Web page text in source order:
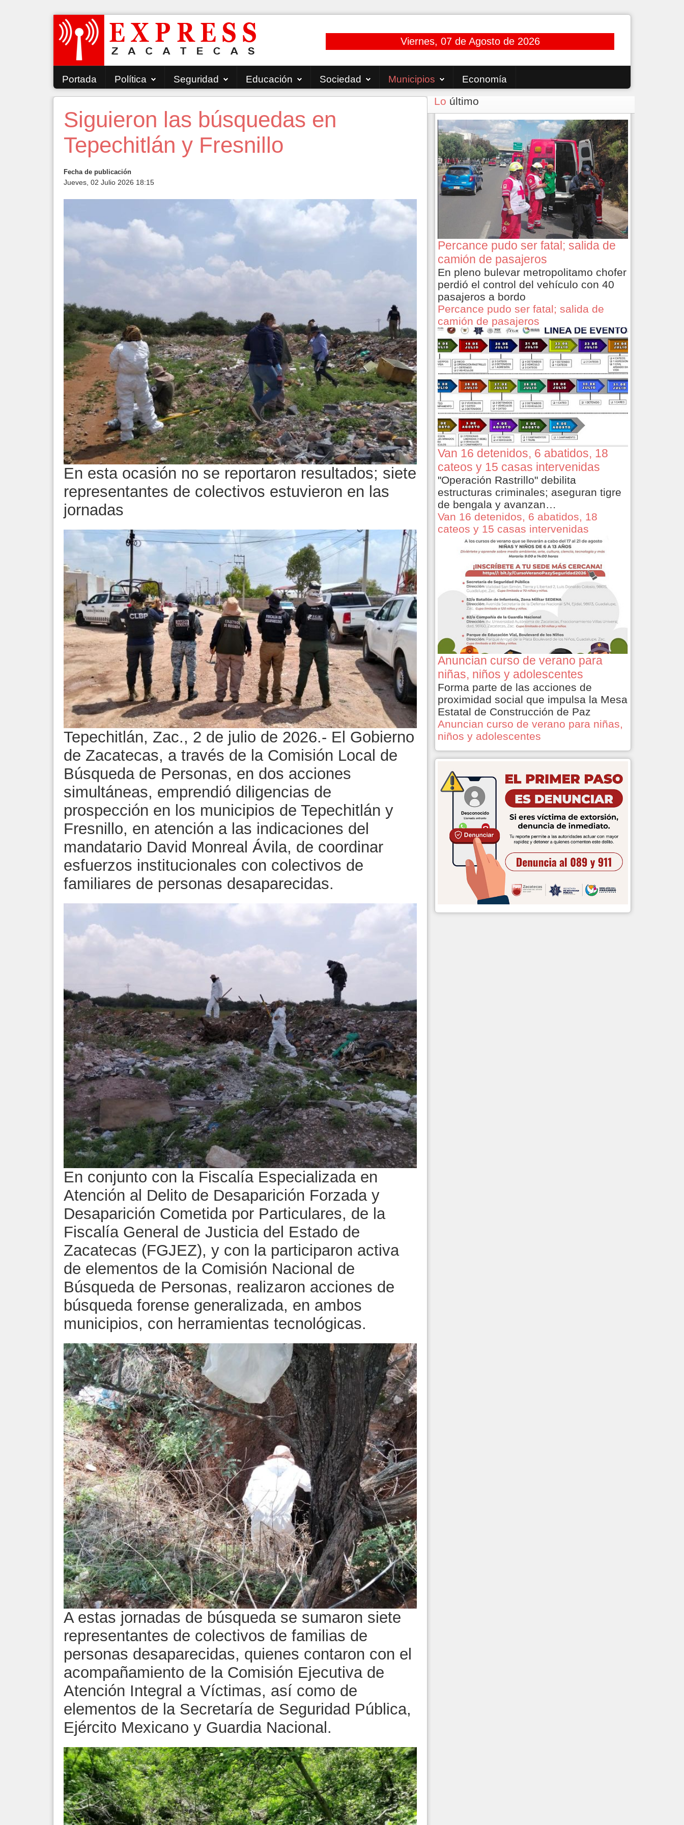
Viernes, 07 de Agosto de 2026
Portada Política Seguridad Educación Sociedad Municipios Economía
Siguieron las búsquedas en
Tepechitlán y Fresnillo
Fecha de publicación
Jueves, 02 Julio 2026 18:15
En esta ocasión no se reportaron resultados; siete
representantes de colectivos estuvieron en las
jornadas
Tepechitlán, Zac., 2 de julio de 2026.- El Gobierno
de Zacatecas, a través de la Comisión Local de
Búsqueda de Personas, en dos acciones
simultáneas, emprendió diligencias de
prospección en los municipios de Tepechitlán y
Fresnillo, en atención a las indicaciones del
mandatario David Monreal Ávila, de coordinar
esfuerzos institucionales con colectivos de
familiares de personas desaparecidas.
En conjunto con la Fiscalía Especializada en
Atención al Delito de Desaparición Forzada y
Desaparición Cometida por Particulares, de la
Fiscalía General de Justicia del Estado de
Zacatecas (FGJEZ), y con la participaron activa
de elementos de la Comisión Nacional de
Búsqueda de Personas, realizaron acciones de
búsqueda forense generalizada, en ambos
municipios, con herramientas tecnológicas.
A estas jornadas de búsqueda se sumaron siete
representantes de colectivos de familias de
personas desaparecidas, quienes contaron con el
acompañamiento de la Comisión Ejecutiva de
Atención Integral a Víctimas, así como de
elementos de la Secretaría de Seguridad Pública,
Ejército Mexicano y Guardia Nacional.
Lo último
Percance pudo ser fatal; salida de
camión de pasajeros
En pleno bulevar metropolitamo chofer
perdió el control del vehículo con 40
pasajeros a bordo
Percance pudo ser fatal; salida de
camión de pasajeros
Van 16 detenidos, 6 abatidos, 18
cateos y 15 casas intervenidas
"Operación Rastrillo" debilita
estructuras criminales; aseguran tigre
de bengala y avanzan…
Van 16 detenidos, 6 abatidos, 18
cateos y 15 casas intervenidas
Anuncian curso de verano para
niñas, niños y adolescentes
Forma parte de las acciones de
proximidad social que impulsa la Mesa
Estatal de Construcción de Paz
Anuncian curso de verano para niñas,
niños y adolescentes